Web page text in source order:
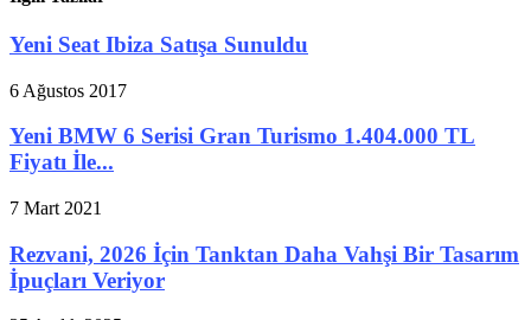
Yeni Seat Ibiza Satışa Sunuldu
6 Ağustos 2017
Yeni BMW 6 Serisi Gran Turismo 1.404.000 TL
Fiyatı İle...
7 Mart 2021
Rezvani, 2026 İçin Tanktan Daha Vahşi Bir Tasarım
İpuçları Veriyor